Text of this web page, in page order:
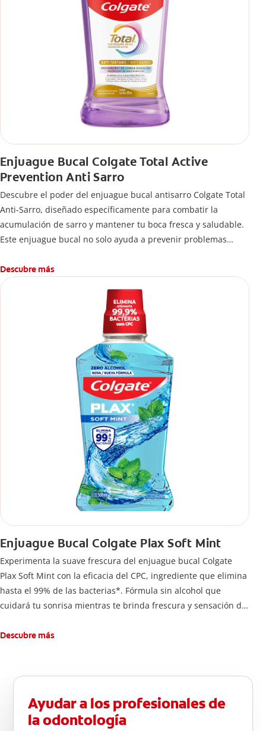
Enjuague Bucal Colgate Total Active
Prevention Anti Sarro
Descubre el poder del enjuague bucal antisarro Colgate Total
Anti-Sarro, diseñado específicamente para combatir la
acumulación de sarro y mantener tu boca fresca y saludable.
Este enjuague bucal no solo ayuda a prevenir problemas
Descubre más
Enjuague Bucal Colgate Plax Soft Mint
Experimenta la suave frescura del enjuague bucal Colgate
Plax Soft Mint con la eficacia del CPC, ingrediente que elimina
hasta el 99% de las bacterias*. Fórmula sin alcohol que
cuidará tu sonrisa mientras te brinda frescura y sensación de
Descubre más
Ayudar a los profesionales de
la odontología